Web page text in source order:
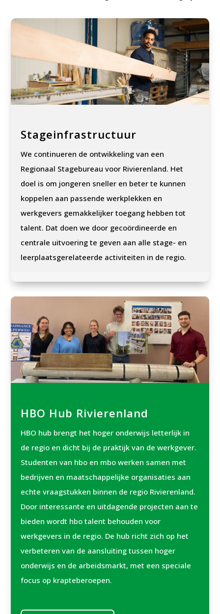
Stageinfrastructuur
We continueren de ontwikkeling van een
Regionaal Stagebureau voor Rivierenland. Het
doel is om jongeren sneller en beter te kunnen
koppelen aan passende werkplekken en
werkgevers gemakkelijker toegang hebben tot
talent. Dat doen we door gecoördineerde en
centrale uitvoering te geven aan alle stage- en
leerplaatsgerelateerde activiteiten in de regio.
HBO Hub Rivierenland
HBO hub brengt het hoger onderwijs letterlijk in
de regio en dicht bij de praktijk van de werkgever.
Studenten van hbo en mbo werken samen met
bedrijven en maatschappelijke organisaties aan
echte vraagstukken binnen de regio Rivierenland.
Door interessante en uitdagende projecten aan te
bieden wordt hbo talent behouden voor
werkgevers in de regio. De hub richt zich op het
verbeteren van de aansluiting tussen hoger
onderwijs en de arbeidsmarkt, met een speciale
focus op krapteberoepen.